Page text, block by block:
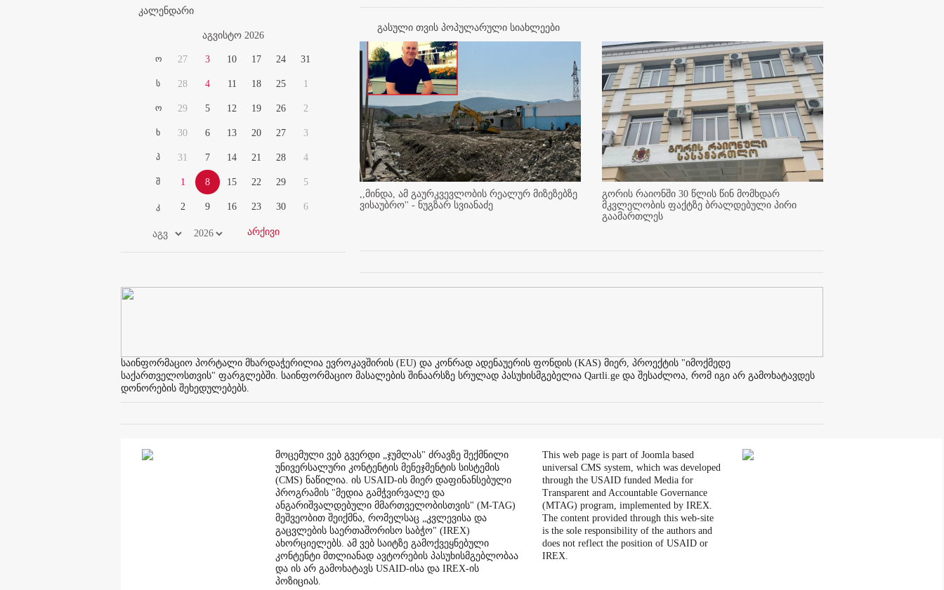
კალენდარი
აგვისტო 2026
ო
ს
ო
ხ
პ
შ
კ
27
28
29
30
31
1
2
3
4
5
6
7
8
9
10
11
12
13
14
15
16
17
18
19
20
21
22
23
24
25
26
27
28
29
30
31
1
2
3
4
5
6
გასული თვის პოპულარული სიახლეები
,,მინდა, ამ გაურკვევლობის რეალურ მიზეზებზე
ვისაუბრო'' - ნუგზარ სვიანაძე
გორის რაიონში 30 წლის წინ მომხდარ
მკვლელობის ფაქტზე ბრალდებული პირი
გაამართლეს
საინფორმაციო პორტალი მხარდაჭერილია ევროკავშირის (EU) და კონრად ადენაუერის ფონდის (KAS) მიერ, პროექტის "იმოქმედე
საქართველოსთვის" ფარგლებში. საინფორმაციო მასალების შინაარსზე სრულად პასუხისმგებელია Qartli.ge და შესაძლოა, რომ იგი არ გამოხატავდეს
დონორების შეხედულებებს.
მოცემული ვებ გვერდი „ჯუმლას" ძრავზე შექმნილი
უნივერსალური კონტენტის მენეჯმენტის სისტემის
(CMS) ნაწილია. ის USAID-ის მიერ დაფინანსებული
პროგრამის "მედია გამჭვირვალე და
ანგარიშვალდებული მმართველობისთვის" (M-TAG)
მეშვეობით შეიქმნა, რომელსაც „კვლევისა და
გაცვლების საერთაშორისო საბჭო" (IREX)
ახორციელებს. ამ ვებ საიტზე გამოქვეყნებული
კონტენტი მთლიანად ავტორების პასუხისმგებლობაა
და ის არ გამოხატავს USAID-ისა და IREX-ის
პოზიციას.
This web page is part of Joomla based
universal CMS system, which was developed
through the USAID funded Media for
Transparent and Accountable Governance
(MTAG) program, implemented by IREX.
The content provided through this web-site
is the sole responsibility of the authors and
does not reflect the position of USAID or
IREX.